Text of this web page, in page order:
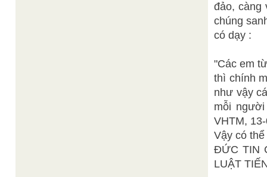
đảo, càng
chúng
có dạy :
"Các em
thì chính
như vậy
mỗi
VHTM,
Vậy có
ĐỨC TIN
LUẬT